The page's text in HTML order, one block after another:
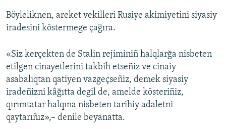
Böyleliknen, areket vekilleri Rusiye akimiyetini siyasiy
iradesini köstermege çağıra.
«Siz kerçekten de Stalin rejiminiñ halqlarğa nisbeten
etilgen cinayetlerini takbih etseñiz ve cinaiy
asabalıqtan qatiyen vazgeçseñiz, demek siyasiy
iradeñizni kâğıtta degil de, amelde kösteriñiz,
qırımtatar halqına nisbeten tarihiy adaletni
qaytarıñız»,– denile beyanatta.